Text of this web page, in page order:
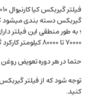
گیربکس دسته بندی میشود
؛ به طور منطقی این فیلتر
70000 تا 80000 کیلومتر کارکرد گیربکس تعویض نمایید ؛
حتما در هر دوره تعویض
توجه شود که از فیلتر
کنید.